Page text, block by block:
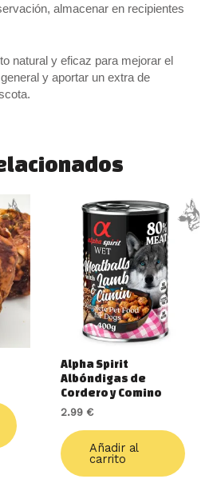
almacenar en recipientes
natural y eficaz para mejorar el
y aportar un extra de
Este
producto
tiene
múltiples
variantes.
Las
opciones
se
elegir
de
producto
Alpha Spirit
Albóndigas de
Cordero y Comino
2.99 €
Añadir al
carrito